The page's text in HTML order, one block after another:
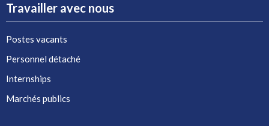
Travailler avec nous
Postes vacants
Personnel détaché
Internships
Marchés publics